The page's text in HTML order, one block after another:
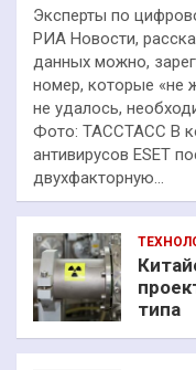
Эксперты по
РИА Новости,
данных можно,
номер, которые «не
не удалось,
Фото: ТАССТАСС В
антивирусов ESET
двухфакторную…
типа